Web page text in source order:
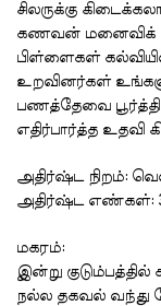
சிலருக்கு
கணவன் மனைவிக்
பிள்ளைகள்
உறவினர்கள்
பணத்தேவை
எதிர்பார்த்த உதவி
அதிர்ஷ்ட நிறம்:
அதிர்ஷ்ட எண்கள்:
மகரம்:
இன்று குடும்பத்தில்
நல்ல தகவல் வந்து